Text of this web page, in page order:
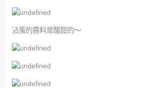
沾蛋的醬料是酸甜的～